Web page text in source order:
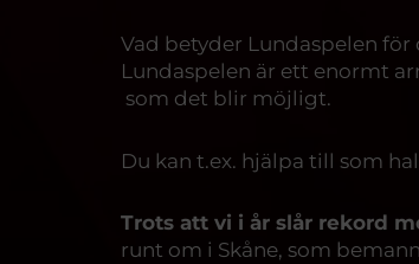
Vad betyder Lundaspelen för
Lundaspelen är ett enormt
som det blir möjligt.
Du kan t.ex. hjälpa till som
Trots att vi i år slår rekord
runt om i Skåne, som